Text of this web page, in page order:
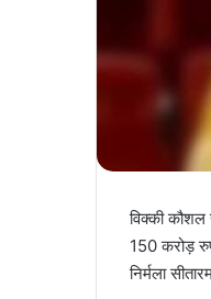
विक्की कौशल
150 करोड़
निर्मला